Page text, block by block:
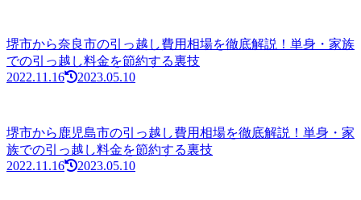
堺市から奈良市の引っ越し費用相場を徹底解説！単身・家族
での引っ越し料金を節約する裏技
2022.11.16
2023.05.10
堺市から鹿児島市の引っ越し費用相場を徹底解説！単身・家
族での引っ越し料金を節約する裏技
2022.11.16
2023.05.10